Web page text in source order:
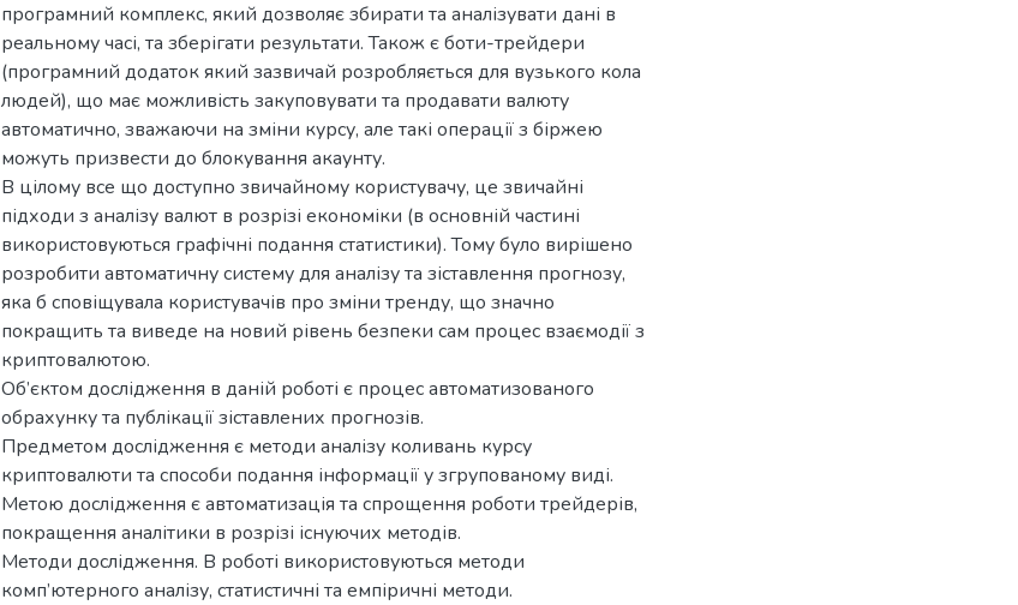
програмний комплекс, який дозволяє збирати та аналізувати дані в
реальному часі, та зберігати результати. Також є боти-трейдери
(програмний додаток який зазвичай розробляється для вузького кола
людей), що має можливість закуповувати та продавати валюту
автоматично, зважаючи на зміни курсу, але такі операції з біржею
можуть призвести до блокування акаунту.
В цілому все що доступно звичайному користувачу, це звичайні
підходи з аналізу валют в розрізі економіки (в основній частині
використовуються графічні подання статистики). Тому було вирішено
розробити автоматичну систему для аналізу та зіставлення прогнозу,
яка б сповіщувала користувачів про зміни тренду, що значно
покращить та виведе на новий рівень безпеки сам процес взаємодії з
криптовалютою.
Об’єктом дослідження в даній роботі є процес автоматизованого
обрахунку та публікації зіставлених прогнозів.
Предметом дослідження є методи аналізу коливань курсу
криптовалюти та способи подання інформації у згрупованому виді.
Метою дослідження є автоматизація та спрощення роботи трейдерів,
покращення аналітики в розрізі існуючих методів.
Методи дослідження. В роботі використовуються методи
комп’ютерного аналізу, статистичні та емпіричні методи.